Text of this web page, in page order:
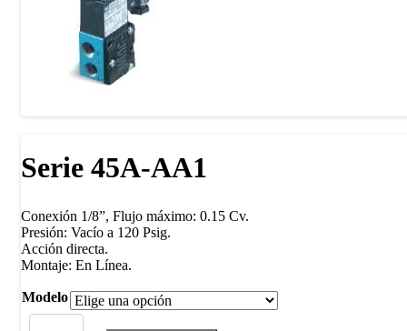
Serie 45A-AA1
Conexión 1/8”, Flujo máximo: 0.15 Cv.
Presión: Vacío a 120 Psig.
Acción directa.
Montaje: En Línea.
Modelo